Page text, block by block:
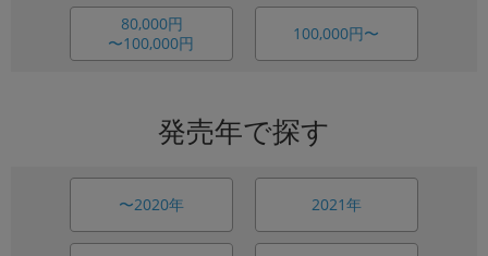
80,000円
〜100,000円
100,000円〜
発売年で探す
〜2020年 2021年